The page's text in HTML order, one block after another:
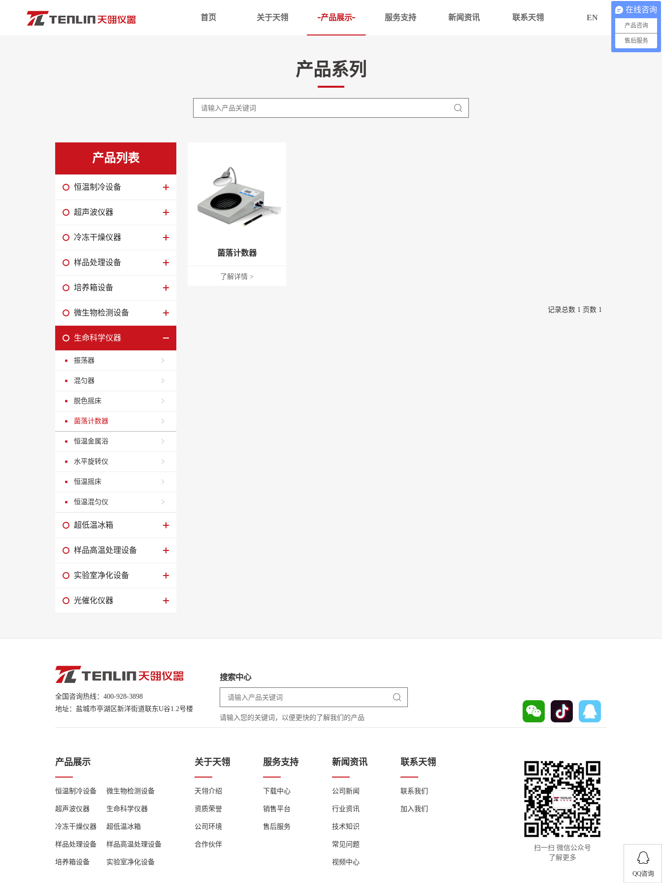
首页 关于天翎 产品展示 服务支持 新闻资讯 联系天翎 EN
DCW 卧式低温恒温槽
DC低温恒温槽
高精度低温恒温槽
程序控制低温恒温槽
透明恒温水槽
单加热高精度恒温槽
低温恒温磁力反应浴
旋转粘度计专用槽
TLCooler投入式制冷器
生命科学仪器
样品高温处理设备
光催化仪器
产品系列
产品列表
恒温制冷设备
超声波仪器
冷冻干燥仪器
样品处理设备
培养箱设备
微生物检测设备
生命科学仪器
振荡器
混匀器
脱色摇床
菌落计数器
恒温金属浴
水平旋转仪
恒温摇床
恒温混匀仪
超低温冰箱
样品高温处理设备
实验室净化设备
光催化仪器
菌落计数器
了解详情 >
记录总数 1 页数 1
全国咨询热线：400-928-3898
地址：盐城市亭湖区新洋街道联东U谷1.2号楼
搜索中心
请输入您的关键词，以便更快的了解我们的产品
产品展示
恒温制冷设备
超声波仪器
冷冻干燥仪器
样品处理设备
培养箱设备
微生物检测设备
生命科学仪器
超低温冰箱
样品高温处理设备
实验室净化设备
关于天翎
天翎介绍
资质荣誉
公司环境
合作伙伴
服务支持
下载中心
销售平台
售后服务
新闻资讯
公司新闻
行业资讯
技术知识
常见问题
视频中心
联系天翎
联系我们
加入我们
扫一扫 微信公众号
了解更多
QQ咨询
在线咨询
产品咨询
售后服务